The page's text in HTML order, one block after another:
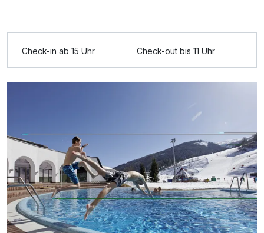
Zusatznächte
Für 4 Tage p.P. ab234,00 €
Check-in ab 15 Uhr Check-out bis 11 Uhr